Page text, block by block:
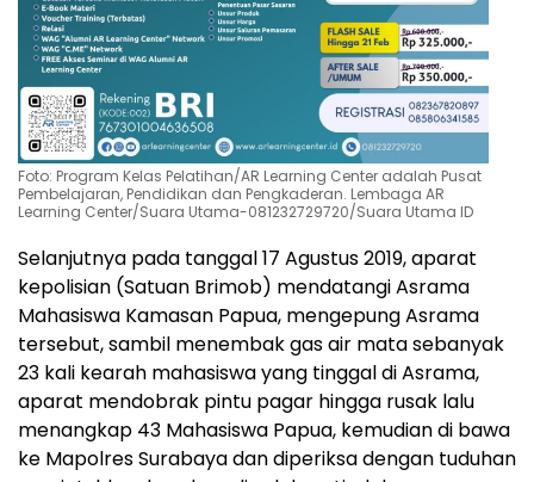
Foto: Program Kelas Pelatihan/AR Learning Center adalah Pusat
Pembelajaran, Pendidikan dan Pengkaderan. Lembaga AR
Learning Center/Suara Utama-081232729720/Suara Utama ID
Selanjutnya pada tanggal 17 Agustus 2019, aparat
kepolisian (Satuan Brimob) mendatangi Asrama
Mahasiswa Kamasan Papua, mengepung Asrama
tersebut, sambil menembak gas air mata sebanyak
23 kali kearah mahasiswa yang tinggal di Asrama,
aparat mendobrak pintu pagar hingga rusak lalu
menangkap 43 Mahasiswa Papua, kemudian di bawa
ke Mapolres Surabaya dan diperiksa dengan tuduhan